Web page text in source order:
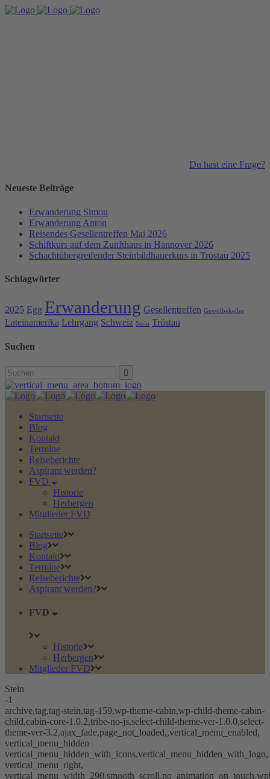
Du hast eine Frage?
Neueste Beiträge
Erwanderung Simon
Erwanderung Anton
Reisendes Gesellentreffen Mai 2026
Schiftkurs auf dem Zunfthaus in Hannover 2026
Schachtübergreifender Steinbildhauerkurs in Tröstau 2025
Schlagwörter
2025 Egg Erwanderung Gesellentreffen Gewölbekeller
Lateinamerika Lehrgang Schweiz Stein Tröstau
Suchen
Search
for:
Startseite
Blog
Kontakt
Termine
Reiseberichte
Aspirant werden?
FVD
Historie
Herbergen
Mitglieder FVD
Startseite
Blog
Kontakt
Termine
Reiseberichte
Aspirant werden?
FVD
Historie
Herbergen
Mitglieder FVD
Stein
-1
archive,tag,tag-stein,tag-159,wp-theme-cabin,wp-child-theme-cabin-
child,cabin-core-1.0.2,tribe-no-js,select-child-theme-ver-1.0.0,select-
theme-ver-3.2,ajax_fade,page_not_loaded,,vertical_menu_enabled,
vertical_menu_hidden
vertical_menu_hidden_with_icons,vertical_menu_hidden_with_logo,
vertical_menu_right,